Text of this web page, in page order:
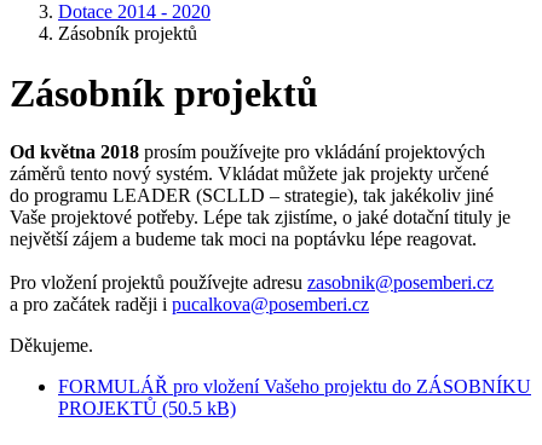
Dotace 2014 - 2020
Zásobník projektů
Zásobník projektů
Od května 2018 prosím používejte pro vkládání projektových
záměrů tento nový systém. Vkládat můžete jak projekty určené
do programu LEADER (SCLLD – strategie), tak jakékoliv jiné
Vaše projektové potřeby. Lépe tak zjistíme, o jaké dotační tituly je
největší zájem a budeme tak moci na poptávku lépe reagovat.
Pro vložení projektů používejte adresu zasobnik@posemberi.cz
a pro začátek raději i pucalkova@posemberi.cz
Děkujeme.
FORMULÁŘ pro vložení Vašeho projektu do ZÁSOBNÍKU
PROJEKTŮ (50.5 kB)